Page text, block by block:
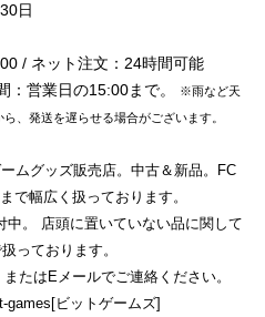
30日
/ ネット注文：24時間可能
営業日の15:00まで。
※雨など天
、発送を遅らせる場合がございます。
ムグッズ販売店。中古＆新品。FC
で幅広く扱っております。
。 店頭に置いていない品に関して
っております。
たはEメールでご連絡ください。
games[ビットゲームズ]